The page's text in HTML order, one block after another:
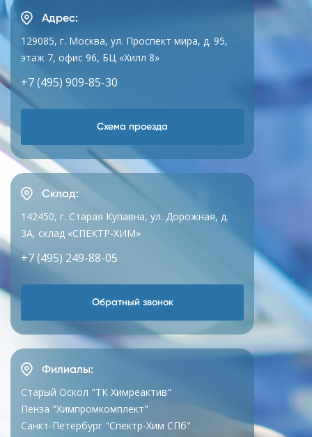
Адрес:
129085, г. Москва, ул. Проспект мира, д. 95,
этаж 7, офис 96, БЦ «Хилл 8»
+7 (495) 909-85-30
Схема проезда
Склад:
142450, г. Старая Купавна, ул. Дорожная, д.
3А, склад «СПЕКТР-ХИМ»
+7 (495) 249-88-05
Обратный звонок
Филиалы:
Старый Оскол "ТК Химреактив"
Пенза "Химпромкомплект"
Санкт-Петербург "Спектр-Хим СПб"